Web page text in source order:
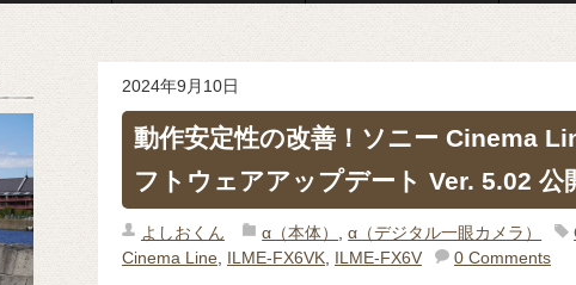
2024年9月10日
動作安定性の改善！ソニー Cinema
フトウェアアップデート Ver. 5.02 公
よしおくん α（本体） ,α（デジタル一眼カメラ）
Cinema Line, ILME-FX6VK, ILME-FX6V 0 Comments